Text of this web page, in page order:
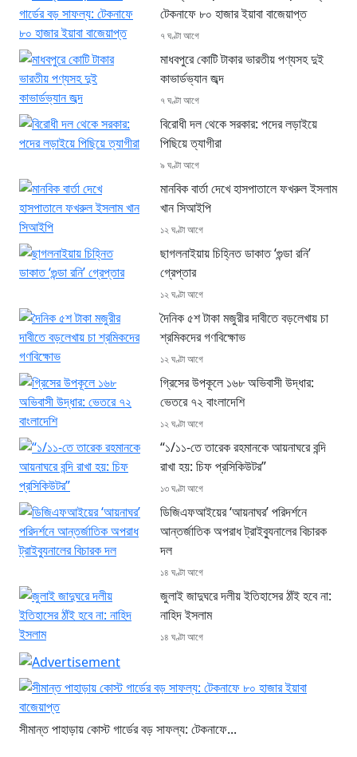
টেকনাফে ৮০ হাজার ইয়াবা বাজেয়াপ্ত
৭ ঘণ্টা আগে
মাধবপুরে কোটি টাকার ভারতীয় পণ্যসহ দুই
কাভার্ডভ্যান জব্দ
৭ ঘণ্টা আগে
বিরোধী দল থেকে সরকার: পদের লড়াইয়ে
পিছিয়ে ত্যাগীরা
৯ ঘণ্টা আগে
মানবিক বার্তা দেখে হাসপাতালে ফখরুল ইসলাম
খান সিআইপি
১২ ঘণ্টা আগে
ছাগলনাইয়ায় চিহ্নিত ডাকাত ‘গুন্ডা রনি’
গ্রেপ্তার
১২ ঘণ্টা আগে
দৈনিক ৫শ টাকা মজুরীর দাবীতে বড়লেখায় চা
শ্রমিকদের গণবিক্ষোভ
১২ ঘণ্টা আগে
গ্রিসের উপকূলে ১৬৮ অভিবাসী উদ্ধার:
ভেতরে ৭২ বাংলাদেশি
১২ ঘণ্টা আগে
“১/১১-তে তারেক রহমানকে আয়নাঘরে বন্দি
রাখা হয়: চিফ প্রসিকিউটর”
১৩ ঘণ্টা আগে
ডিজিএফআইয়ের ‘আয়নাঘর’ পরিদর্শনে
আন্তর্জাতিক অপরাধ ট্রাইব্যুনালের বিচারক
দল
১৪ ঘণ্টা আগে
জুলাই জাদুঘরে দলীয় ইতিহাসের ঠাঁই হবে না:
নাহিদ ইসলাম
১৪ ঘণ্টা আগে
সীমান্ত পাহাড়ায় কোস্ট গার্ডের বড় সাফল্য: টেকনাফে...